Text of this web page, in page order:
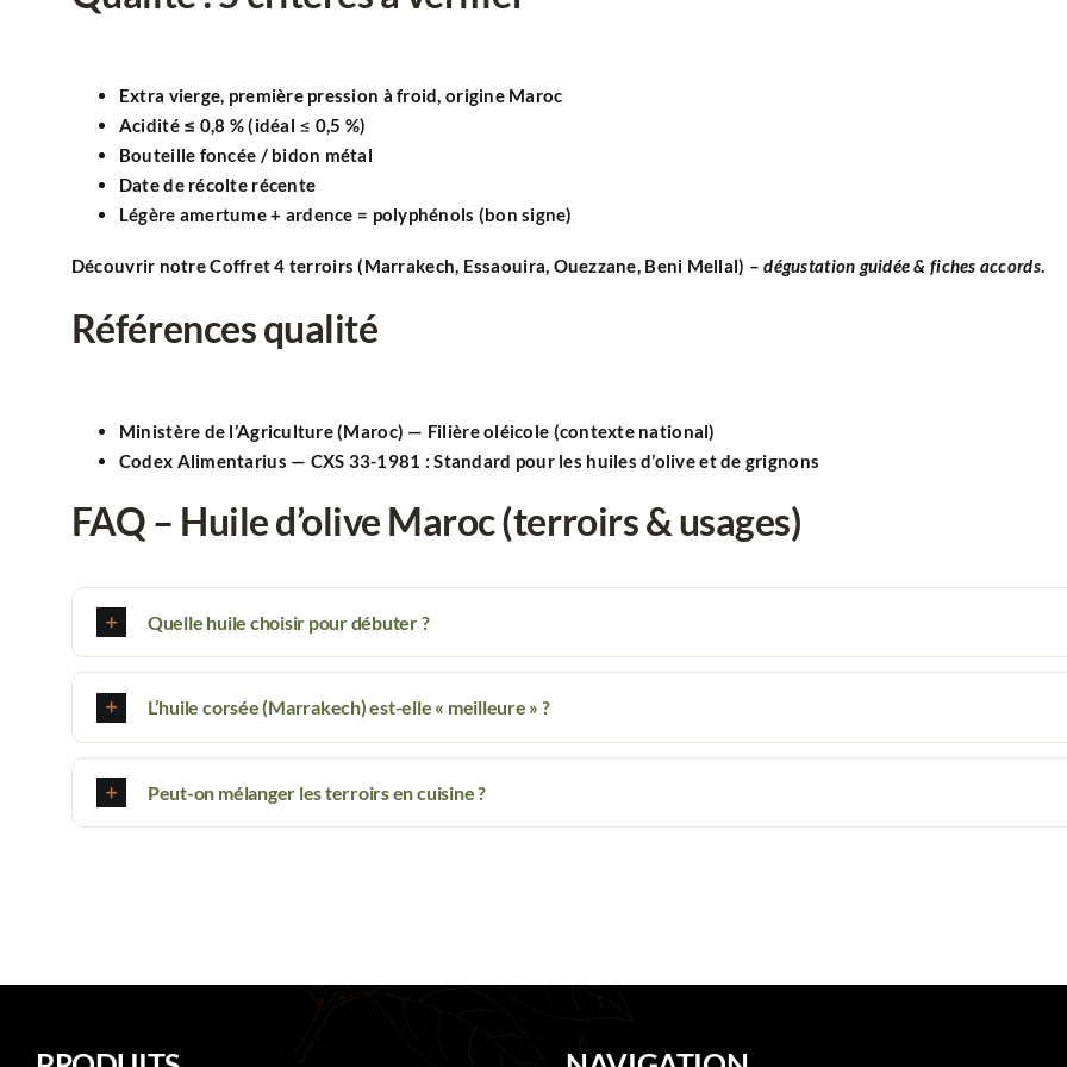
Extra vierge, première pression à froid, origine Maroc
Acidité ≤ 0,8 %(idéal ≤ 0,5 %)
Bouteille foncée / bidon métal
Date de récolterécente
Légère amertume + ardence = polyphénols (bon signe)
Découvrir notreCoffret 4 terroirs (Marrakech, Essaouira, Ouezzane, Beni Mellal) –dégustation guidée & fiches accords.
Références qualité
Ministère de l’Agriculture (Maroc) — Filière oléicole (contexte national)
Codex Alimentarius — CXS 33-1981 : Standard pour les huiles d’olive et de grignons
FAQ – Huile d’olive Maroc (terroirs & usages)
Quelle huile choisir pour débuter ?
L’huile corsée (Marrakech) est-elle « meilleure » ?
Peut-on mélanger les terroirs en cuisine ?